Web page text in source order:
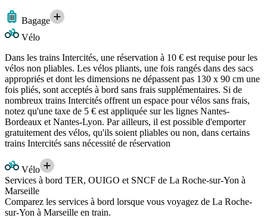
Bagage
Vélo
Dans les trains Intercités, une réservation à 10 € est requise pour les
vélos non pliables. Les vélos pliants, une fois rangés dans des sacs
appropriés et dont les dimensions ne dépassent pas 130 x 90 cm une
fois pliés, sont acceptés à bord sans frais supplémentaires. Si de
nombreux trains Intercités offrent un espace pour vélos sans frais,
notez qu'une taxe de 5 € est appliquée sur les lignes Nantes-
Bordeaux et Nantes-Lyon. Par ailleurs, il est possible d'emporter
gratuitement des vélos, qu'ils soient pliables ou non, dans certains
trains Intercités sans nécessité de réservation
Vélo
Services à bord TER, OUIGO et SNCF de La Roche-sur-Yon à
Marseille
Comparez les services à bord lorsque vous voyagez de La Roche-
sur-Yon à Marseille en train.